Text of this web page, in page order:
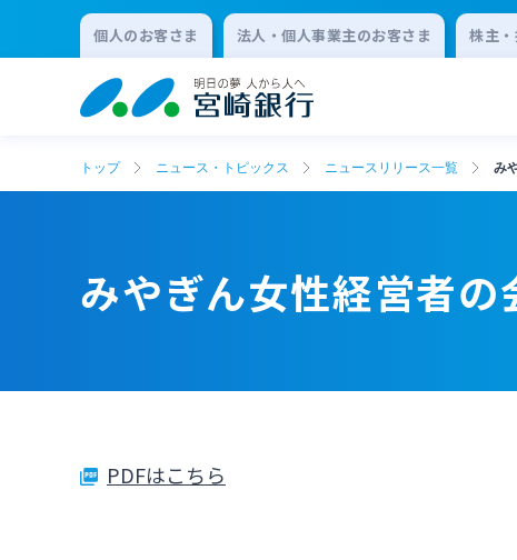
個人のお客さま 法人・個人事業主のお客さま 株主
トップ ニュース・トピックス ニュースリリース一覧 み
みやぎん女性経営者
PDFはこちら